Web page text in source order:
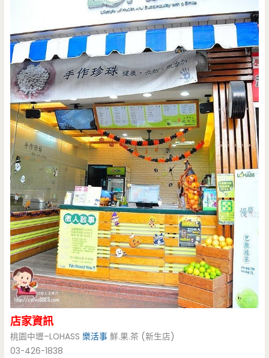
店家資訊
桃園中壢–LOHASS樂活事 鮮.果.茶 (新生店)
03-426-1838